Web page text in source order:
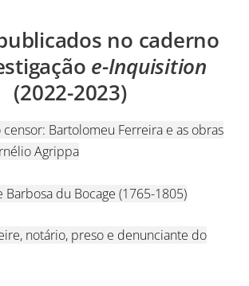
no caderno
e-Inquisition
(2022-2023)
Bartolomeu Ferreira e as obras
Agrippa
du Bocage (1765-1805)
notário, preso e denunciante do